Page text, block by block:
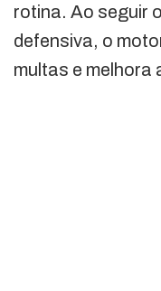
rotina. Ao seguir
defensiva, o
multas e melhora